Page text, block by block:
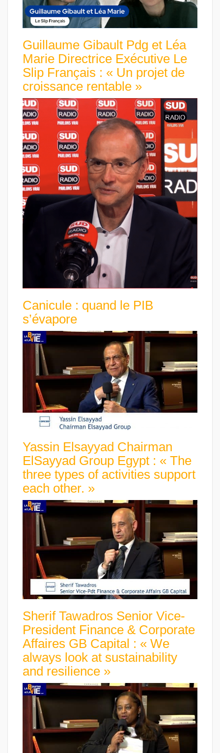
Guillaume Gibault Pdg et Léa
Marie Directrice Exécutive Le
Slip Français : « Un projet de
croissance rentable »
Canicule : quand le PIB
s’évapore
Yassin Elsayyad Chairman
ElSayyad Group Egypt : « The
three types of activities support
each other. »
Sherif Tawadros Senior Vice-
President Finance & Corporate
Affaires GB Capital : « We
always look at sustainability
and resilience »